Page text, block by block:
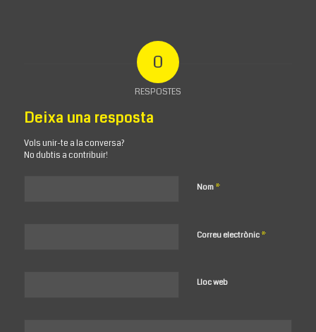
0
RESPOSTES
Deixa una resposta
Vols unir-te a la conversa?
No dubtis a contribuir!
Nom *
Correu electrònic *
Lloc web